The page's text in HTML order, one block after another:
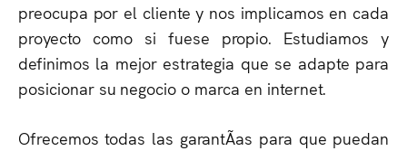
preocupa por el cliente y nos implicamos en cada
proyecto como si fuese propio. Estudiamos y
definimos la mejor estrategia que se adapte para
posicionar su negocio o marca en internet.
Ofrecemos todas las garantÃ­as para que puedan